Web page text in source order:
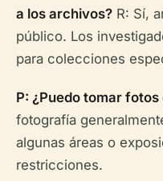
a los archivos? R: Sí,
público. Los
para colecciones
P: ¿Puedo tomar
fotografía
algunas áreas o
restricciones.